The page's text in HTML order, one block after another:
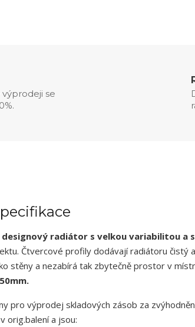
výprodeji se
radiátor s velkou variabilitou a
Čtvercové profily dodávají radiátoru čistý
stěny a nezabírá tak zbytečně prostor v
pro výprodej skladových zásob za
orig.balení a jsou: